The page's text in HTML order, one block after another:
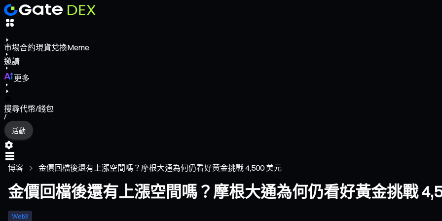
市場合約現貨兌換Meme
邀請
更多
搜尋代幣/錢包
/
活動
博客 金價回檔後還有上漲空間嗎？摩根大通為何仍看好黃金挑戰 4,500 美元
金價回檔後還有上漲空間嗎？摩根大通為何仍看好黃金挑戰
Web3